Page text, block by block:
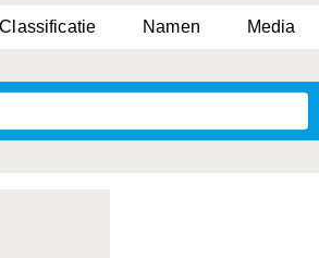
Classificatie Namen Media